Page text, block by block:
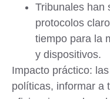
Tribunales han
protocolos
tiempo para la
y dispositivos.
Impacto práctico:
políticas, informar a